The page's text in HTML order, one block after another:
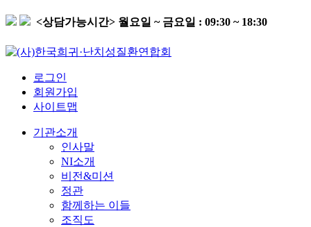
<상담가능시간> 월요일 ~ 금요일 : 09:30 ~ 18:30
로그인
회원가입
사이트맵
기관소개
인사말
NI소개
비전&미션
정관
함께하는 이들
조직도